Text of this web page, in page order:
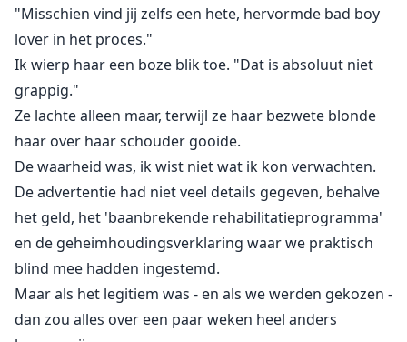
"Misschien vind jij zelfs een hete, hervormde bad boy
lover in het proces."
Ik wierp haar een boze blik toe. "Dat is absoluut niet
grappig."
Ze lachte alleen maar, terwijl ze haar bezwete blonde
haar over haar schouder gooide.
De waarheid was, ik wist niet wat ik kon verwachten.
De advertentie had niet veel details gegeven, behalve
het geld, het 'baanbrekende rehabilitatieprogramma'
en de geheimhoudingsverklaring waar we praktisch
blind mee hadden ingestemd.
Maar als het legitiem was - en als we werden gekozen -
dan zou alles over een paar weken heel anders